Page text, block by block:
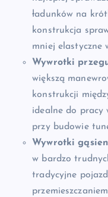
ładunków na
konstrukcja
mniej elastyczne
Wywrotki
większą
konstrukcji
idealne do pracy
przy budowie
Wywrotki
w bardzo
tradycyjne